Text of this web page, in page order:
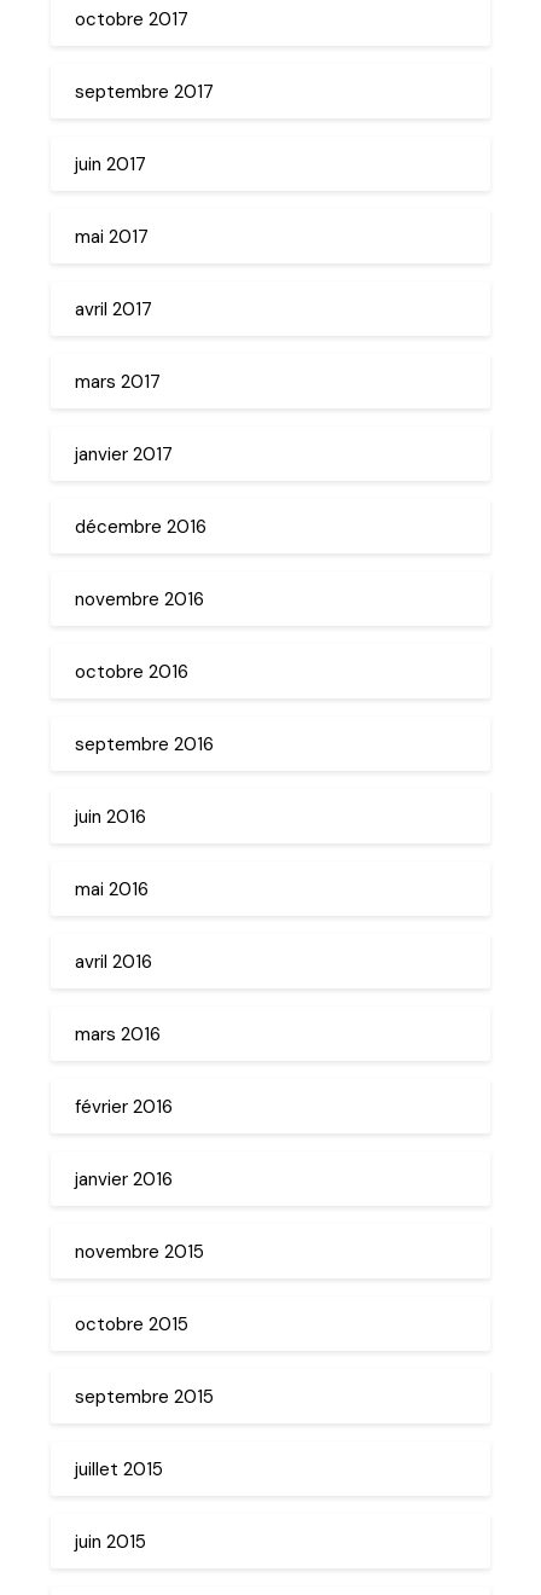
octobre 2017
septembre 2017
juin 2017
mai 2017
avril 2017
mars 2017
janvier 2017
décembre 2016
novembre 2016
octobre 2016
septembre 2016
juin 2016
mai 2016
avril 2016
mars 2016
février 2016
janvier 2016
novembre 2015
octobre 2015
septembre 2015
juillet 2015
juin 2015